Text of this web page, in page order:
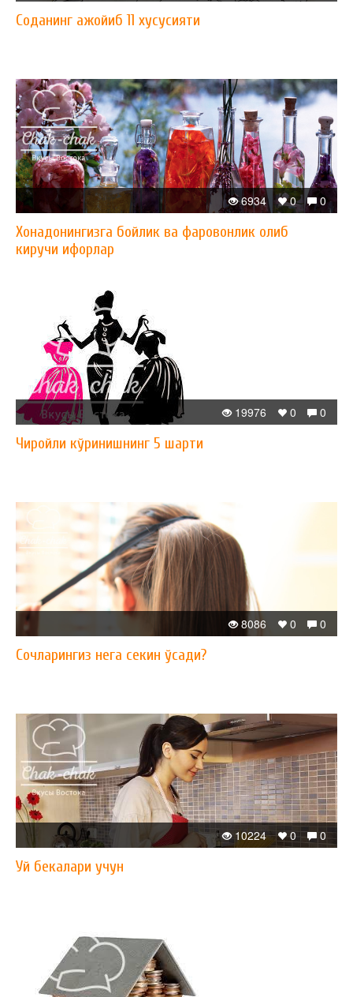
​Соданинг ажойиб 11 хусусияти
0
0
6934
​Хонадонингизга бойлик ва фаровонлик олиб
киручи ифорлар
0
0
19976
Чиройли кўринишнинг 5 шарти
0
0
8086
Сочларингиз нега секин ўсади?
0
0
10224
Уй бекалари учун